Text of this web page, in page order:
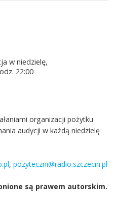
w niedzielę,
22:00
organizacji pożytku
audycji w każdą niedzielę
,pozyteczni@radio.szczecin.pl
są prawem autorskim.